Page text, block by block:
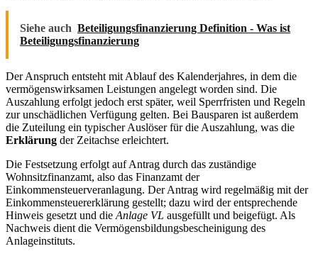
Siehe auch Beteiligungsfinanzierung Definition - Was ist
Beteiligungsfinanzierung
Der Anspruch entsteht mit Ablauf des Kalenderjahres, in dem die
vermögenswirksamen Leistungen angelegt worden sind. Die
Auszahlung erfolgt jedoch erst später, weil Sperrfristen und Regeln
zur unschädlichen Verfügung gelten. Bei Bausparen ist außerdem
die Zuteilung ein typischer Auslöser für die Auszahlung, was die
Erklärung der Zeitachse erleichtert.
Die Festsetzung erfolgt auf Antrag durch das zuständige
Wohnsitzfinanzamt, also das Finanzamt der
Einkommensteuerveranlagung. Der Antrag wird regelmäßig mit der
Einkommensteuererklärung gestellt; dazu wird der entsprechende
Hinweis gesetzt und die Anlage VL ausgefüllt und beigefügt. Als
Nachweis dient die Vermögensbildungsbescheinigung des
Anlageinstituts.